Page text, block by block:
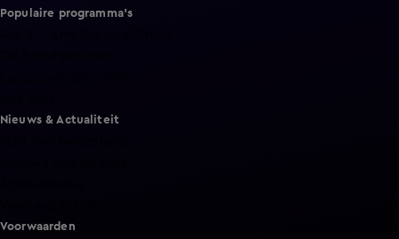
Populaire programma's
Nieuws & Actualiteit
Voorwaarden